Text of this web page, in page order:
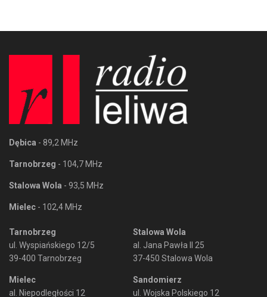
Dębica - 89,2 MHz
Tarnobrzeg - 104,7 MHz
Stalowa Wola - 93,5 MHz
Mielec - 102,4 MHz
Tarnobrzeg
ul. Wyspiańskiego 12/5
39-400 Tarnobrzeg
Mielec
al. Niepodległości 12
Stalowa Wola
al. Jana Pawła II 25
37-450 Stalowa Wola
Sandomierz
ul. Wojska Polskiego 12